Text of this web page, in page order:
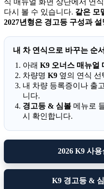
다시 볼 수 있습니다. 같은 모
2027년형은 경고등 구성과
내 차 연식으로 바꾸는 순서
아래 K9 오너스 매뉴얼
차량명 K9 옆의 연식 선
내 차량 등록증이나 출
니다.
경고등 & 심볼 메뉴로
시 확인합니다.
2026 K9 사용
K9 경고등 &